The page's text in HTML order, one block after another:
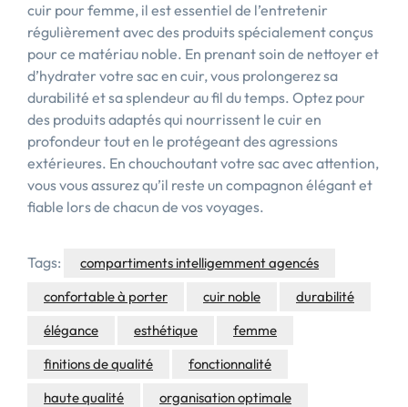
cuir pour femme, il est essentiel de l’entretenir
régulièrement avec des produits spécialement conçus
pour ce matériau noble. En prenant soin de nettoyer et
d’hydrater votre sac en cuir, vous prolongerez sa
durabilité et sa splendeur au fil du temps. Optez pour
des produits adaptés qui nourrissent le cuir en
profondeur tout en le protégeant des agressions
extérieures. En chouchoutant votre sac avec attention,
vous vous assurez qu’il reste un compagnon élégant et
fiable lors de chacun de vos voyages.
Tags:
compartiments intelligemment agencés
confortable à porter
cuir noble
durabilité
élégance
esthétique
femme
finitions de qualité
fonctionnalité
haute qualité
organisation optimale